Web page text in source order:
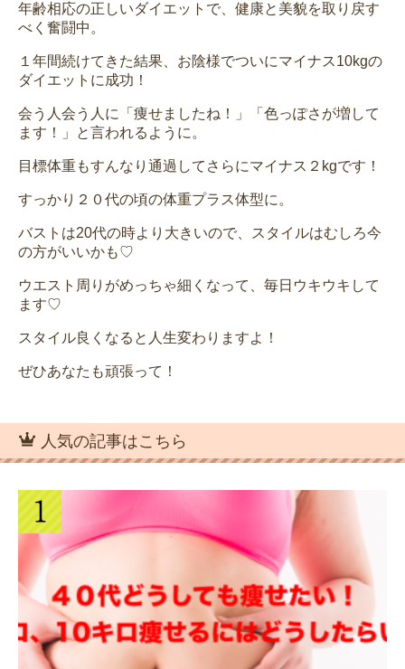
年齢相応の正しいダイエットで、健康と美貌を取り戻す
べく奮闘中。
１年間続けてきた結果、お陰様でついにマイナス10kgの
ダイエットに成功！
会う人会う人に「痩せましたね！」「色っぽさが増して
ます！」と言われるように。
目標体重もすんなり通過してさらにマイナス２kgです！
すっかり２０代の頃の体重プラス体型に。
バストは20代の時より大きいので、スタイルはむしろ今
の方がいいかも♡
ウエスト周りがめっちゃ細くなって、毎日ウキウキして
ます♡
スタイル良くなると人生変わりますよ！
ぜひあなたも頑張って！
人気の記事はこちら